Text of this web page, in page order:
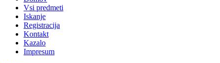
Vsi predmeti
Iskanje
Registracija
Kontakt
Kazalo
Impresum